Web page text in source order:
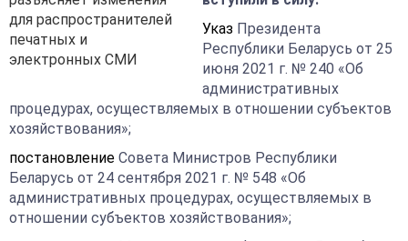
Указ Президента
Республики Беларусь от 25
июня 2021 г. № 240 «Об
административных
процедурах, осуществляемых в отношении субъектов
хозяйствования»;
постановление Совета Министров Республики
Беларусь от 24 сентября 2021 г. № 548 «Об
административных процедурах, осуществляемых в
отношении субъектов хозяйствования»;